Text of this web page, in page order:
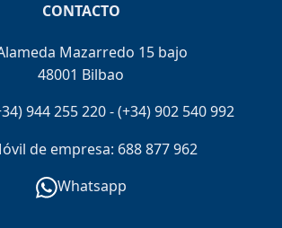
CONTACTO
Mazarredo 15 bajo
48001 Bilbao
944 255 220-(+34) 902 540 992
de empresa: 688 877 962
Whatsapp